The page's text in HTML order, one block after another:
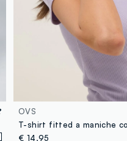
OVS
€ 14,95